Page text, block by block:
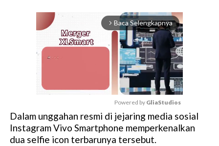
arrow_forward_ios Baca Selengkapnya
M
u
t
Powered by GliaStudios
Dalam unggahan resmi di jejaring media sosial
Instagram Vivo Smartphone memperkenalkan
dua selfie icon terbarunya tersebut.